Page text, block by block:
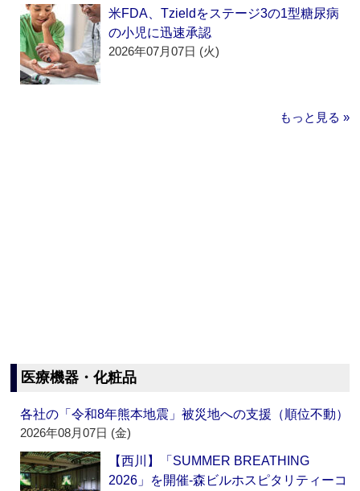
米FDA、Tzieldをステージ3の1型糖尿病
の小児に迅速承認
2026年07月07日 (火)
もっと見る »
医療機器・化粧品
各社の「令和8年熊本地震」被災地への支援（順位不動）
2026年08月07日 (金)
【西川】「SUMMER BREATHING
2026」を開催‐森ビルホスピタリティーコ